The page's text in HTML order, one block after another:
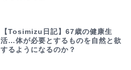
【Tosimizu日記】67歳の健康生
活…体が必要とするものを自然と欲
するようになるのか？